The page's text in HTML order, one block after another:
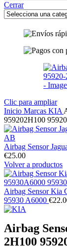
Cerrar
Selecciona
categoría
Clic para ampliar
Inicio Marcas KIA
959202H100
Airbag Sensor
€25.00
Volver a productos
Airbag Sensor Kia
95930 A6000 €
Airbag
2H100